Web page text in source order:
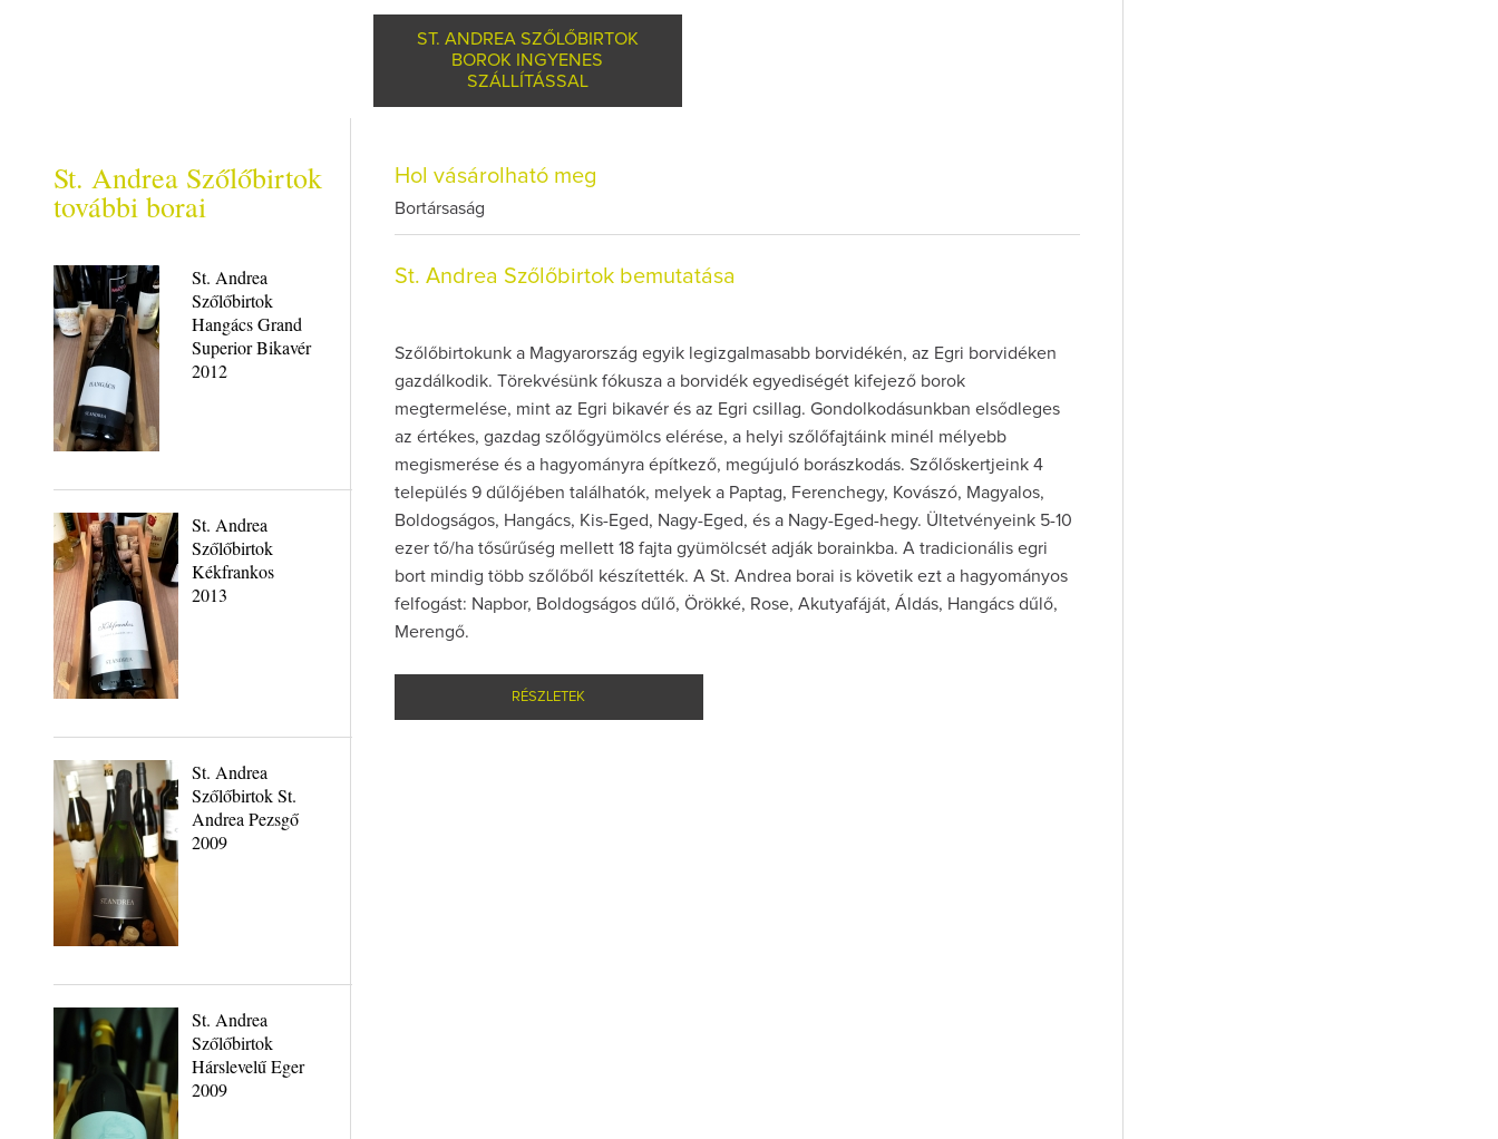
ST. ANDREA SZŐLŐBIRTOK
BOROK INGYENES
SZÁLLÍTÁSSAL
St. Andrea Szőlőbirtok
további borai
St. Andrea
Szőlőbirtok
Hangács Grand
Superior Bikavér
2012
St. Andrea
Szőlőbirtok
Kékfrankos
2013
St. Andrea
Szőlőbirtok St.
Andrea Pezsgő
2009
St. Andrea
Szőlőbirtok
Hárslevelű Eger
2009
Hol vásárolható meg
Bortársaság
St. Andrea Szőlőbirtok bemutatása
Szőlőbirtokunk a Magyarország egyik legizgalmasabb borvidékén, az Egri borvidéken
gazdálkodik. Törekvésünk fókusza a borvidék egyediségét kifejező borok
megtermelése, mint az Egri bikavér és az Egri csillag. Gondolkodásunkban elsődleges
az értékes, gazdag szőlőgyümölcs elérése, a helyi szőlőfajtáink minél mélyebb
megismerése és a hagyományra építkező, megújuló borászkodás. Szőlőskertjeink 4
település 9 dűlőjében találhatók, melyek a Paptag, Ferenchegy, Kovászó, Magyalos,
Boldogságos, Hangács, Kis-Eged, Nagy-Eged, és a Nagy-Eged-hegy. Ültetvényeink 5-10
ezer tő/ha tősűrűség mellett 18 fajta gyümölcsét adják borainkba. A tradicionális egri
bort mindig több szőlőből készítették. A St. Andrea borai is követik ezt a hagyományos
felfogást: Napbor, Boldogságos dűlő, Örökké, Rose, Akutyafáját, Áldás, Hangács dűlő,
Merengő.
RÉSZLETEK